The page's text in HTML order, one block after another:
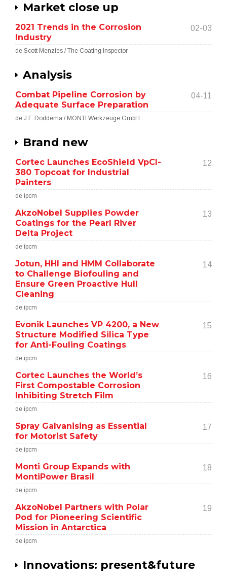
Market close up
2021 Trends in the Corrosion
Industry
02-03
de Scott Menzies / The Coating Inspector
Analysis
Combat Pipeline Corrosion by
Adequate Surface Preparation
04-11
de J.F. Doddema / MONTI Werkzeuge GmbH
Brand new
Cortec Launches EcoShield VpCI-
380 Topcoat for Industrial
Painters
12
de ipcm
AkzoNobel Supplies Powder
Coatings for the Pearl River
Delta Project
13
de ipcm
Jotun, HHI and HMM Collaborate
to Challenge Biofouling and
Ensure Green Proactive Hull
Cleaning
14
de ipcm
Evonik Launches VP 4200, a New
Structure Modified Silica Type
for Anti-Fouling Coatings
15
de ipcm
Cortec Launches the World’s
First Compostable Corrosion
Inhibiting Stretch Film
16
de ipcm
Spray Galvanising as Essential
for Motorist Safety
17
de ipcm
Monti Group Expands with
MontiPower Brasil
18
de ipcm
AkzoNobel Partners with Polar
Pod for Pioneering Scientific
Mission in Antarctica
19
de ipcm
Innovations: present&future